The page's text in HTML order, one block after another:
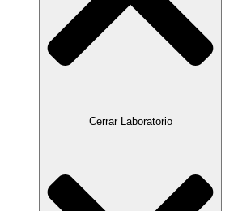
Cerrar Laboratorio